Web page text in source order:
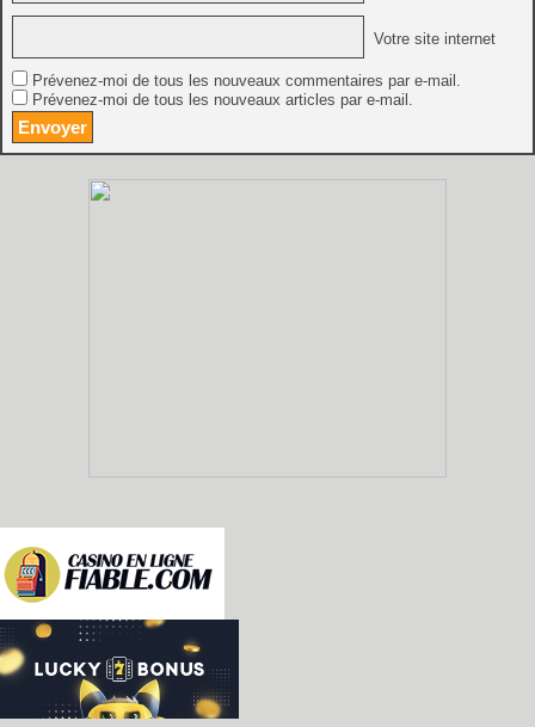
Votre site internet
Prévenez-moi de tous les nouveaux commentaires par e-mail.
Prévenez-moi de tous les nouveaux articles par e-mail.